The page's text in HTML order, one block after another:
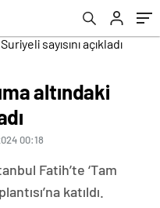
altındaki
00:18
Fatih’te ‘Tam
katıldı.